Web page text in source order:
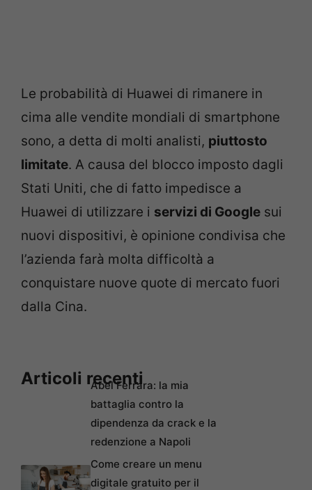
Le probabilità di Huawei di rimanere in
cima alle vendite mondiali di smartphone
sono, a detta di molti analisti, piuttosto
limitate. A causa del blocco imposto dagli
Stati Uniti, che di fatto impedisce a
Huawei di utilizzare i servizi di Google sui
nuovi dispositivi, è opinione condivisa che
l’azienda farà molta difficoltà a
conquistare nuove quote di mercato fuori
dalla Cina.
Articoli recenti
Abel Ferrara: la mia
battaglia contro la
dipendenza da crack e la
redenzione a Napoli
Come creare un menu
digitale gratuito per il